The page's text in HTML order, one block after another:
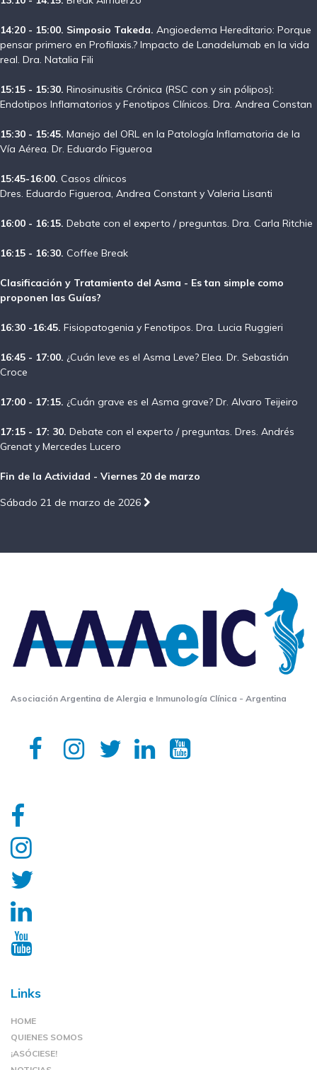
14:20 - 15:00. Simposio Takeda. Angioedema Hereditario: Porque
pensar primero en Profilaxis.? Impacto de Lanadelumab en la vida
real. Dra. Natalia Fili
15:15 - 15:30. Rinosinusitis Crónica (RSC con y sin pólipos):
Endotipos Inflamatorios y Fenotipos Clínicos. Dra. Andrea Constan
15:30 - 15:45. Manejo del ORL en la Patología Inflamatoria de la
Vía Aérea. Dr. Eduardo Figueroa
15:45-16:00. Casos clínicos
Dres. Eduardo Figueroa, Andrea Constant y Valeria Lisanti
16:00 - 16:15. Debate con el experto / preguntas. Dra. Carla Ritchie
16:15 - 16:30. Coffee Break
Clasificación y Tratamiento del Asma - Es tan simple como
proponen las Guías?
16:30 -16:45. Fisiopatogenia y Fenotipos. Dra. Lucia Ruggieri
16:45 - 17:00. ¿Cuán leve es el Asma Leve? Elea. Dr. Sebastián
Croce
17:00 - 17:15. ¿Cuán grave es el Asma grave? Dr. Alvaro Teijeiro
17:15 - 17: 30. Debate con el experto / preguntas. Dres. Andrés
Grenat y Mercedes Lucero
Fin de la Actividad - Viernes 20 de marzo
Sábado 21 de marzo de 2026
Asociación Argentina de Alergia e Inmunología Clínica - Argentina
Links
HOME
QUIENES SOMOS
¡ASÓCIESE!